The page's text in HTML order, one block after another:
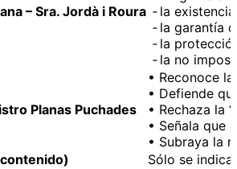
– Sra. Jordà i Roura ‑ la
‑ la garantía
‑ la
‑ la no
Planas Puchades
• Reconoce
• Defiende
• Rechaza la
• Señala que
• Subraya la
Sólo se